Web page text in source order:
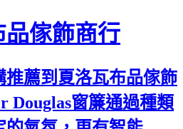
傢飾商行
推薦到夏洛瓦布品傢飾
Douglas窗簾通過種類